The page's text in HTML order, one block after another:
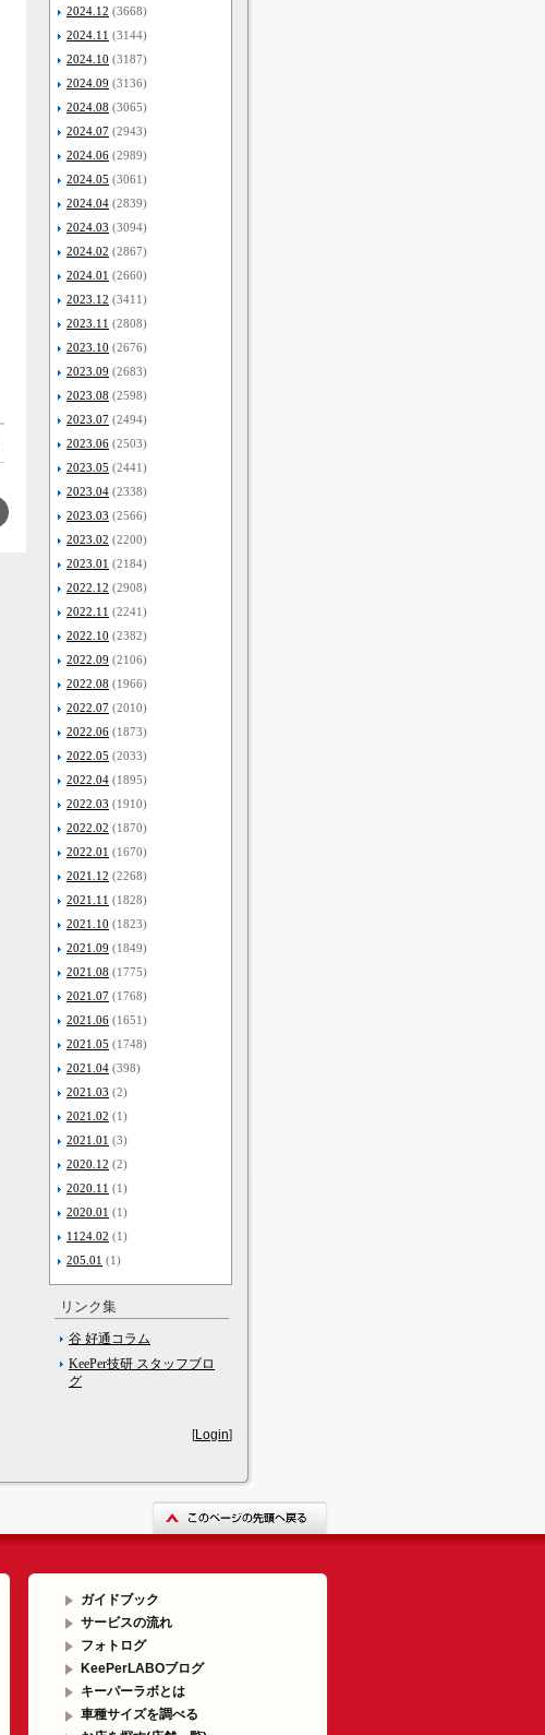
2024.12 (3668)
2024.11 (3144)
2024.10 (3187)
2024.09 (3136)
2024.08 (3065)
2024.07 (2943)
2024.06 (2989)
2024.05 (3061)
2024.04 (2839)
2024.03 (3094)
2024.02 (2867)
2024.01 (2660)
2023.12 (3411)
2023.11 (2808)
2023.10 (2676)
2023.09 (2683)
2023.08 (2598)
2023.07 (2494)
2023.06 (2503)
2023.05 (2441)
2023.04 (2338)
2023.03 (2566)
2023.02 (2200)
2023.01 (2184)
2022.12 (2908)
2022.11 (2241)
2022.10 (2382)
2022.09 (2106)
2022.08 (1966)
2022.07 (2010)
2022.06 (1873)
2022.05 (2033)
2022.04 (1895)
2022.03 (1910)
2022.02 (1870)
2022.01 (1670)
2021.12 (2268)
2021.11 (1828)
2021.10 (1823)
2021.09 (1849)
2021.08 (1775)
2021.07 (1768)
2021.06 (1651)
2021.05 (1748)
2021.04 (398)
2021.03 (2)
2021.02 (1)
2021.01 (3)
2020.12 (2)
2020.11 (1)
2020.01 (1)
1124.02 (1)
205.01 (1)
リンク集
谷 好通コラム
KeePer技研 スタッフブロ
グ
[Login]
ガイドブック
サービスの流れ
フォトログ
KeePerLABOブログ
キーパーラボとは
車種サイズを調べる